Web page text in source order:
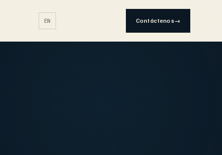
EN Contáctenos→